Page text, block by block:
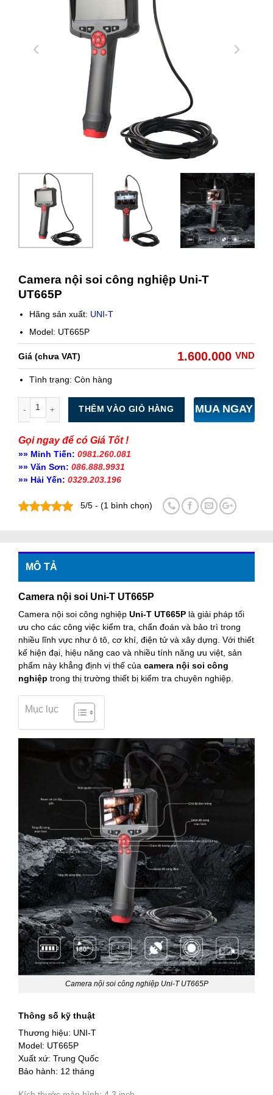
Camera nội soi công nghiệp Uni-T
UT665P
Hãng sản xuất: UNI-T
Model: UT665P
Giá (chưa VAT) 1.600.000 VND
Tình trạng: Còn hàng
THÊM VÀO GIỎ HÀNG MUA NGAY
Gọi ngay để có Giá Tốt !
»» Minh Tiến: 0981.260.081
»» Văn Sơn: 086.888.9931
»» Hải Yến: 0329.203.196
5/5 - (1 bình chọn)
MÔ TẢ
Camera nội soi Uni-T UT665P
Camera nội soi công nghiệp Uni-T UT665P là giải pháp tối
ưu cho các công việc kiểm tra, chẩn đoán và bảo trì trong
nhiều lĩnh vực như ô tô, cơ khí, điện tử và xây dựng. Với thiết
kế hiện đại, hiệu năng cao và nhiều tính năng ưu việt, sản
phẩm này khẳng định vị thế của camera nội soi công
nghiệp trong thị trường thiết bị kiểm tra chuyên nghiệp.
Mục lục
Camera nội soi công nghiệp Uni-T UT665P
Thông số kỹ thuật
Thương hiệu: UNI-T
Model: UT665P
Xuất xứ: Trung Quốc
Bảo hành: 12 tháng